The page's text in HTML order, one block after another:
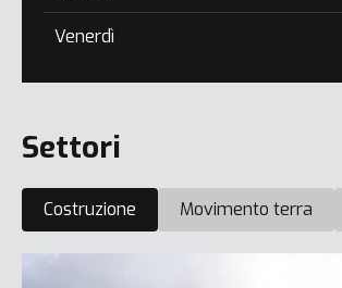
Venerdì
Settori
Costruzione Movimento terra